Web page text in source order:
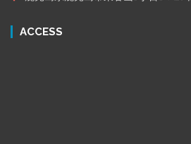
ACCESS